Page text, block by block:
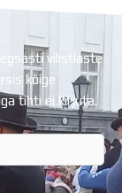
vilistlaste
kõige
tihti ei kirjuta.